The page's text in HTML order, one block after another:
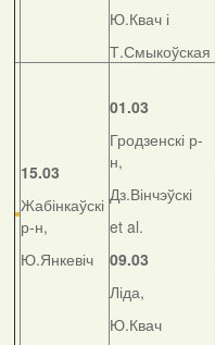
Ю.Квач і
Т.Смыкоўская
15.03
Жабінкаўскі
р-н,
Ю.Янкевіч
01.03
Гродзенскі р-
н,
Дз.Вінчэўскі
et al.
09.03
Ліда,
Ю.Квач